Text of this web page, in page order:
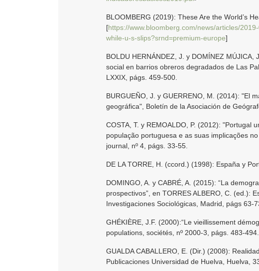
BLOOMBERG (2019): These Are the World’s
[https://www.bloomberg.com/news/articles/
while-u-s-slips?srnd=premium-europe]
BOLDU HERNÁNDEZ, J. y DOMÍNEZ
social en barrios obreros degradados de Las
LXXIX, págs. 459-500.
BURGUEÑO, J. y GUERRENO, M. (2014): "El
geográfica", Boletín de la Asociación de
COSTA, T. y REMOALDO, P. (2012): "Portugal
população portuguesa e as suas implicações
journal, nº 4, págs. 33-55.
DE LA TORRE, H. (ccord.) (1998): España y
DOMINGO, A. y CABRÉ, A. (2015): “La
prospectivos”, en TORRES ALBERO, C. (ed.):
Investigaciones Sociológicas, Madrid, págs 63-
GHÉKIÈRE, J.F. (2000):“Le vieillissement
populations, sociétés, nº 2000-3, págs. 483-494.
GUALDA CABALLERO, E. (Dir.) (2008):
Publicaciones Universidad de Huelva, Huelva,